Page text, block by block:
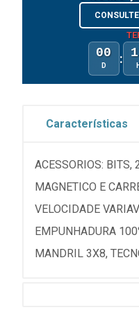
00
D : H
Características
ACESSORIOS: BITS,
MAGNETICO E
VELOCIDADE
EMPUNHADURA
MANDRIL 3X8,